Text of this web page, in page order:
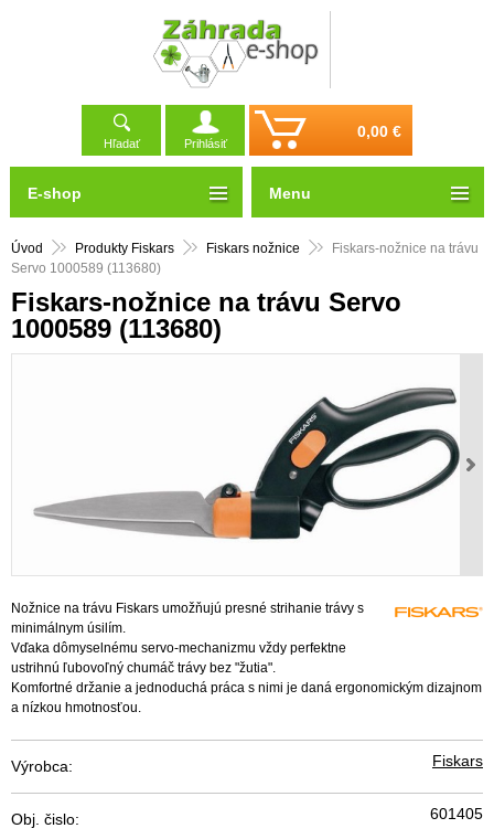
Hľadať Prihlásiť
0,00 €
Úvod Produkty Fiskars Fiskars nožnice
Fiskars-nožnice na trávu
Servo 1000589 (113680)
Fiskars-nožnice na trávu Servo
1000589 (113680)
Nožnice na trávu Fiskars umožňujú presné strihanie trávy s
minimálnym úsilím.
Vďaka dômyselnému servo-mechanizmu vždy perfektne
ustrihnú ľubovoľný chumáč trávy bez "žutia".
Komfortné držanie a jednoduchá práca s nimi je daná ergonomickým dizajnom
a nízkou hmotnosťou.
Výrobca: Fiskars
Obj. čislo: 601405
E-shop Menu